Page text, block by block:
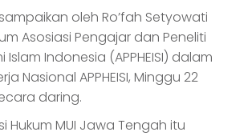
oleh Ro’fah Setyowati
Asosiasi Pengajar dan Peneliti
Islam Indonesia (APPHEISI) dalam
Nasional APPHEISI, Minggu 22
daring.
Hukum MUI Jawa Tengah itu